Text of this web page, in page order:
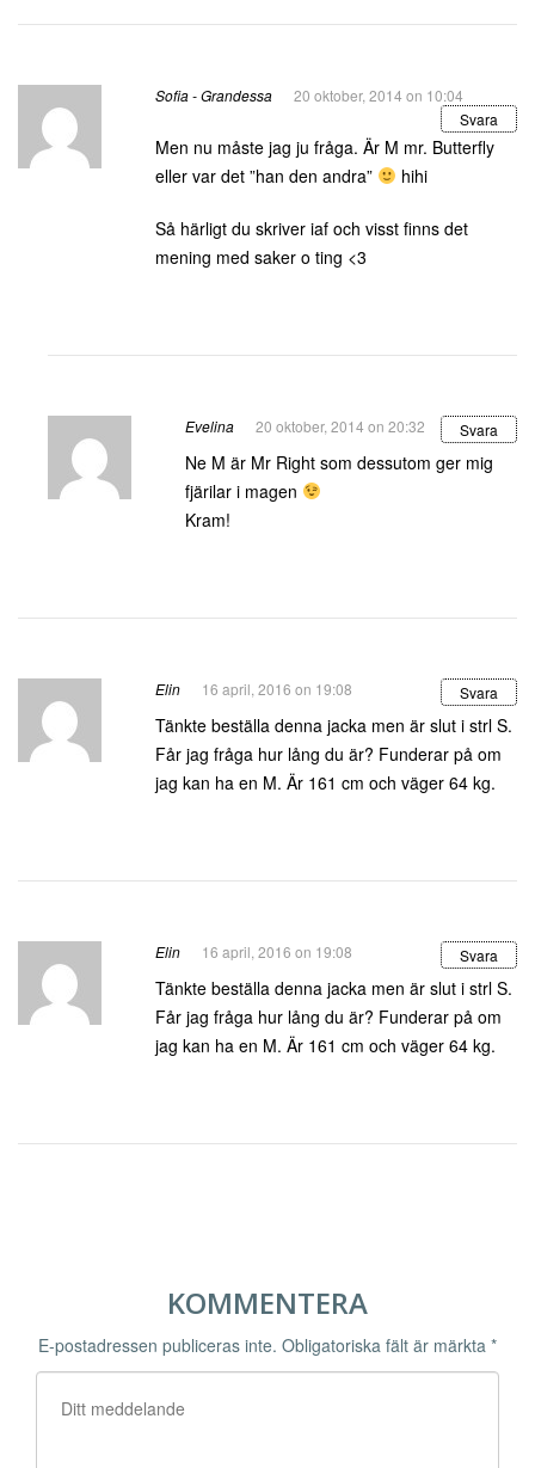
Sofia - Grandessa
20 oktober, 2014 on 10:04
Svara
Men nu måste jag ju fråga. Är M mr. Butterfly
eller var det ”han den andra”
hihi
Så härligt du skriver iaf och visst finns det
mening med saker o ting <3
Evelina 20 oktober, 2014 on 20:32 Svara
Ne M är Mr Right som dessutom ger mig
fjärilar i magen
Kram!
Elin 16 april, 2016 on 19:08 Svara
Tänkte beställa denna jacka men är slut i strl S.
Får jag fråga hur lång du är? Funderar på om
jag kan ha en M. Är 161 cm och väger 64 kg.
Elin 16 april, 2016 on 19:08 Svara
Tänkte beställa denna jacka men är slut i strl S.
Får jag fråga hur lång du är? Funderar på om
jag kan ha en M. Är 161 cm och väger 64 kg.
KOMMENTERA
E-postadressen publiceras inte. Obligatoriska fält är märkta *